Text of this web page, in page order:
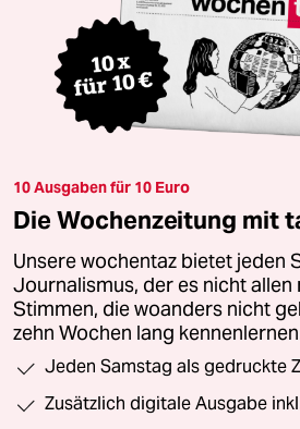
10 Ausgaben für 10 Euro
Die Wochenzeitung mit
Unsere wochentaz bietet jeden
Journalismus, der es nicht
Stimmen, die woanders nicht
zehn Wochen lang
Jeden Samstag als gedruckte
Zusätzlich digitale Ausgabe